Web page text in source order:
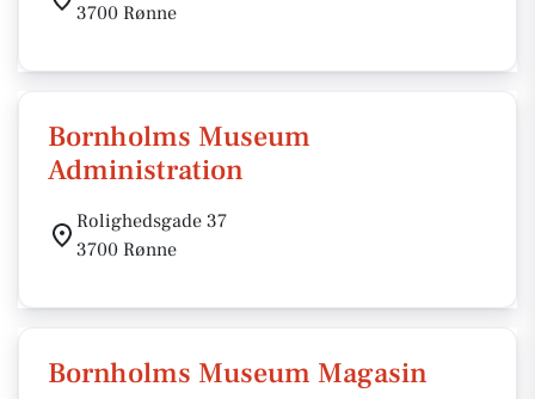
3700 Rønne
Bornholms Museum
Administration
Rolighedsgade 37
3700 Rønne
Bornholms Museum Magasin